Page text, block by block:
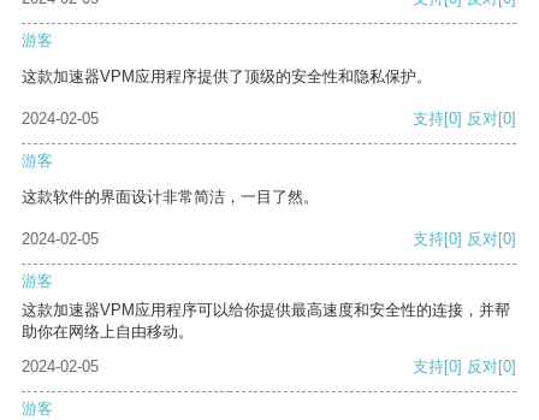
游客
这款加速器VPM应用程序提供了顶级的安全性和隐私保护。
2024-02-05 支持[0] 反对[0]
游客
这款软件的界面设计非常简洁，一目了然。
2024-02-05 支持[0] 反对[0]
游客
这款加速器VPM应用程序可以给你提供最高速度和安全性的连接，并帮
助你在网络上自由移动。
2024-02-05
支持[0] 反对[0]
游客